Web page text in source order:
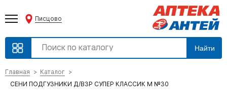
Писцово
Найти
Главная
Каталог
СЕНИ ПОДГУЗНИКИ Д/ВЗР СУПЕР КЛАССИК M №30